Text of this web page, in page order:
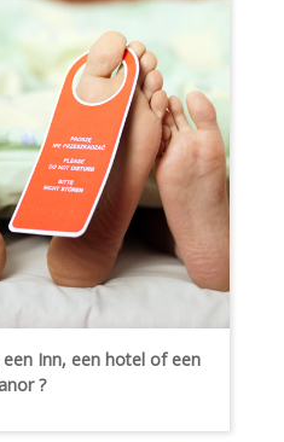
Inn, een hotel of een
?